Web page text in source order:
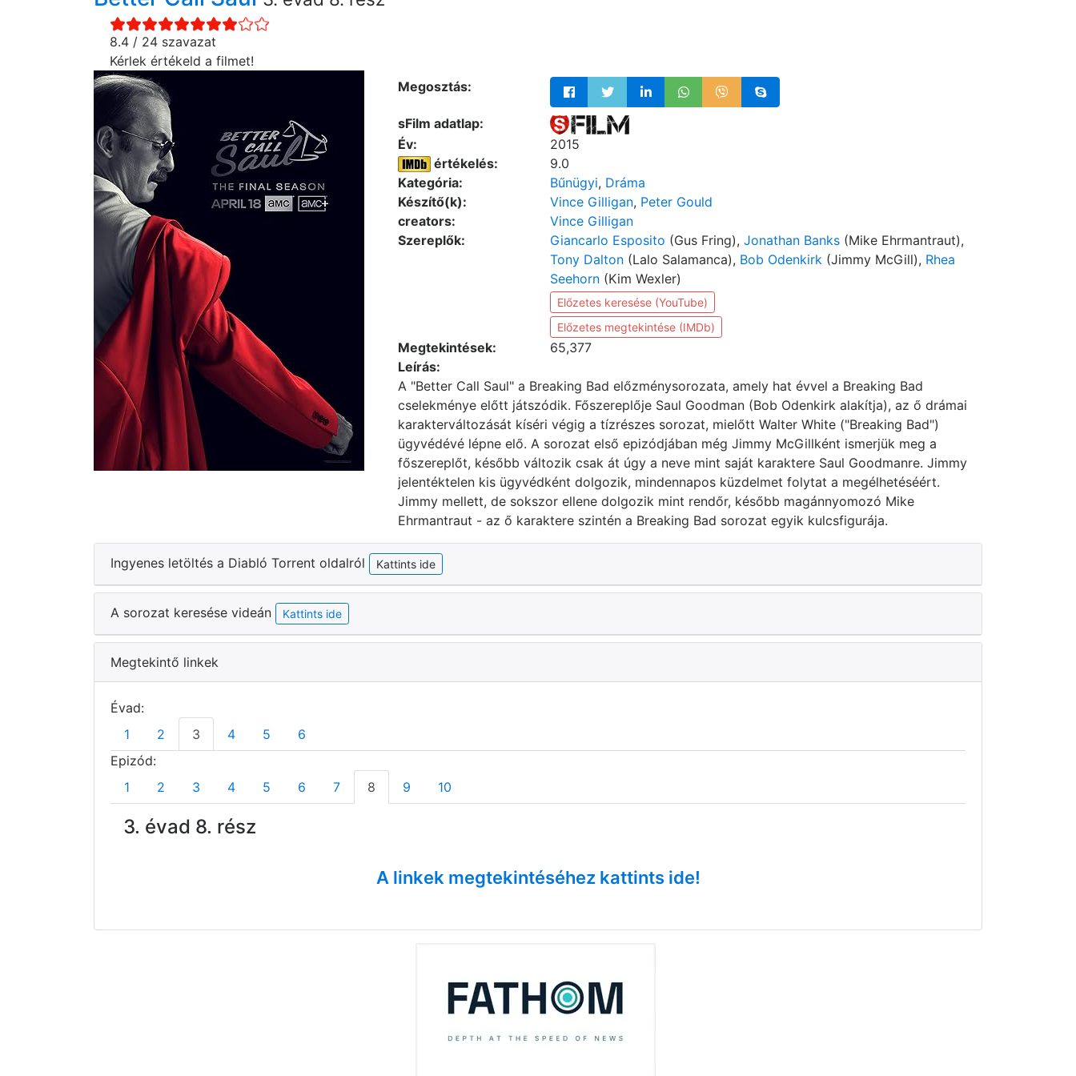
8.4 / 24 szavazat
Kérlek értékeld a filmet!
Megosztás:
sFilm adatlap:
Év:
2015
értékelés:
9.0
Kategória:
Bűnügyi, Dráma
Készítő(k):
Vince Gilligan, Peter Gould
creators:
Vince Gilligan
Szereplők:
Giancarlo Esposito (Gus Fring), Jonathan Banks (Mike Ehrmantraut),
Tony Dalton (Lalo Salamanca), Bob Odenkirk (Jimmy McGill), Rhea
Seehorn (Kim Wexler)
Előzetes keresése (YouTube)
Előzetes megtekintése (IMDb)
Megtekintések:
65,377
Leírás:
A "Better Call Saul" a Breaking Bad előzménysorozata, amely hat évvel a Breaking Bad
cselekménye előtt játszódik. Főszereplője Saul Goodman (Bob Odenkirk alakítja), az ő drámai
karakterváltozását kíséri végig a tízrészes sorozat, mielőtt Walter White ("Breaking Bad")
ügyvédévé lépne elő. A sorozat első epizódjában még Jimmy McGillként ismerjük meg a
főszereplőt, később változik csak át úgy a neve mint saját karaktere Saul Goodmanre. Jimmy
jelentéktelen kis ügyvédként dolgozik, mindennapos küzdelmet folytat a megélhetéséért.
Jimmy mellett, de sokszor ellene dolgozik mint rendőr, később magánnyomozó Mike
Ehrmantraut - az ő karaktere szintén a Breaking Bad sorozat egyik kulcsfigurája.
Ingyenes letöltés a Diabló Torrent oldalról Kattints ide
A sorozat keresése videán Kattints ide
Megtekintő linkek
Évad:
1
2 3 4 5
6
Epizód:
1
2 3 4 5 6 7 8 9 10
3. évad 8. rész
A linkek megtekintéséhez kattints ide!